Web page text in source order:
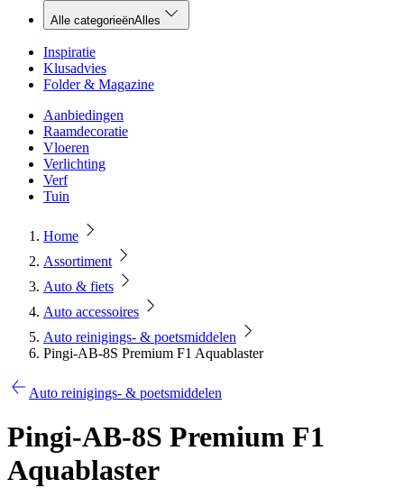
Alle categorieënAlles
Inspiratie
Klusadvies
Folder & Magazine
Aanbiedingen
Raamdecoratie
Vloeren
Verlichting
Verf
Tuin
Home
Assortiment
Auto & fiets
Auto accessoires
Auto reinigings- & poetsmiddelen
Pingi-AB-8S Premium F1 Aquablaster
Auto reinigings- & poetsmiddelen
Pingi-AB-8S Premium F1
Aquablaster